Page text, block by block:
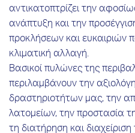
αντικατοπτρίζει την
ανάπτυξη και την
προκλήσεων και ευκαιριών
κλιματική αλλαγή.
Βασικοί πυλώνες της
περιλαμβάνουν την
δραστηριοτήτων μας, την
λατομείων, την προστασία
τη διατήρηση και